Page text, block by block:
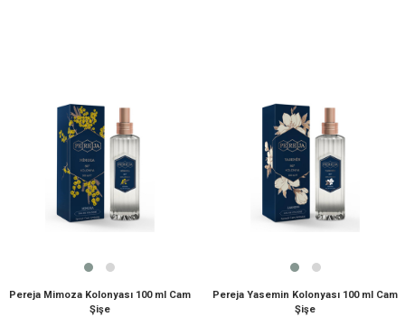
Pereja Mimoza Kolonyası 100 ml Cam
Şişe
Pereja Yasemin Kolonyası 100 ml Cam
Şişe